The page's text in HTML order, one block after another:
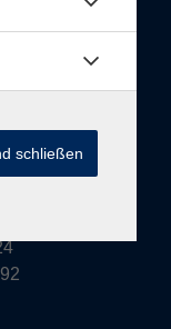
schließen